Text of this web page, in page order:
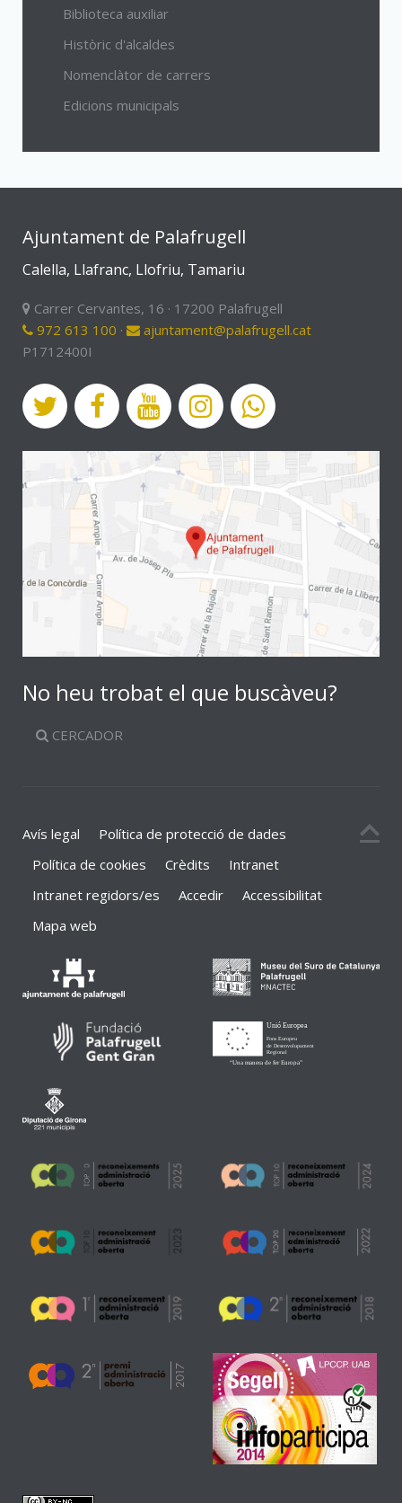
Biblioteca auxiliar
Històric d'alcaldes
Nomenclàtor de carrers
Edicions municipals
Ajuntament de Palafrugell
Calella, Llafranc, Llofriu, Tamariu
Carrer Cervantes, 16 · 17200 Palafrugell
972 613 100 ·
ajuntament@palafrugell.cat
P1712400I
No heu trobat el que buscàveu?
CERCADOR
Avís legal
Política de protecció de dades
Política de cookies
Crèdits
Intranet
Intranet regidors/es
Accedir
Accessibilitat
Mapa web